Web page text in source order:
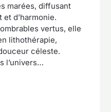
marées, diffusant
et d’harmonie.
vertus, elle
lithothérapie,
céleste.
l’univers…